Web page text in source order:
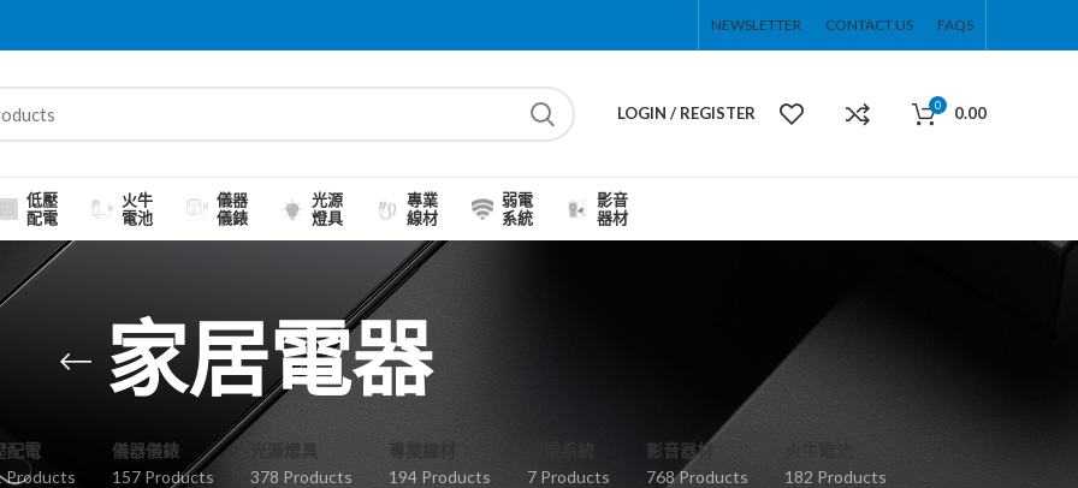
NEWSLETTER CONTACT US FAQS
LOGIN / REGISTER 0 0.00
低壓
配電
火牛
電池
儀器
儀錶
光源
燈具
專業
線材
弱電
系統
影音
器材
家居電器
配電
Products
儀器儀錶
157 Products
光源燈具
378 Products
專業線材
194 Products
7 Products
影音器材
768 Products
182 Products